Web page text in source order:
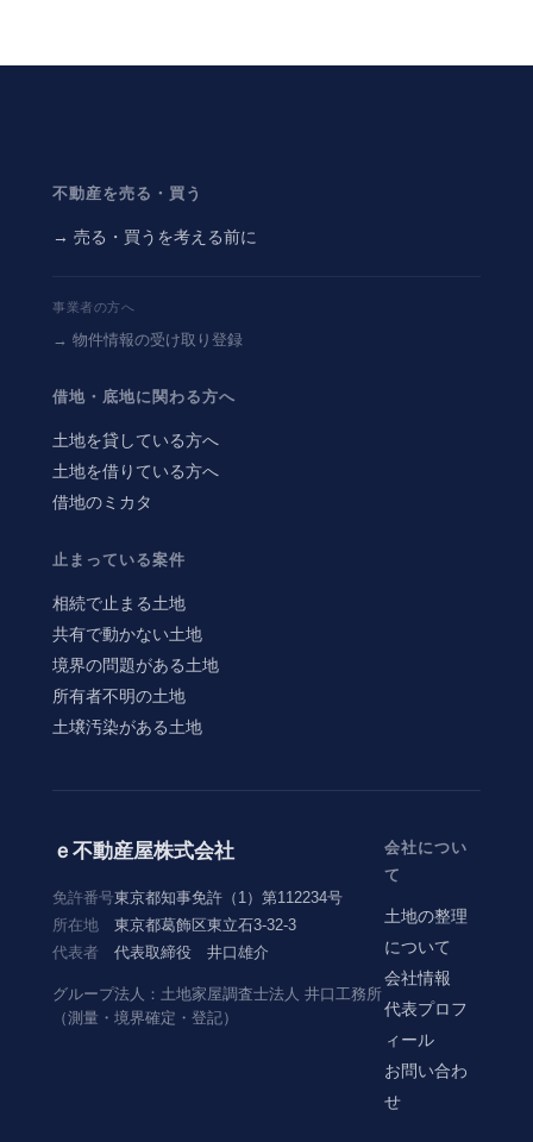
不動産を売る・買う
→ 売る・買うを考える前に
事業者の方へ
→ 物件情報の受け取り登録
借地・底地に関わる方へ
土地を貸している方へ
土地を借りている方へ
借地のミカタ
止まっている案件
相続で止まる土地
共有で動かない土地
境界の問題がある土地
所有者不明の土地
土壌汚染がある土地
ｅ不動産屋株式会社
免許番号東京都知事免許（1）第112234号
所在地
東京都葛飾区東立石3-32-3
代表者
代表取締役 井口雄介
グループ法人：土地家屋調査士法人 井口工務所
（測量・境界確定・登記）
会社につい
て
土地の整理
について
会社情報
代表プロフ
ィール
お問い合わ
せ